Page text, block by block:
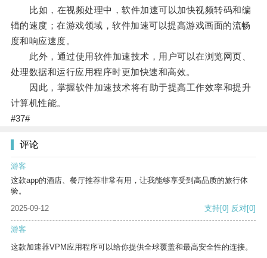
比如，在视频处理中，软件加速可以加快视频转码和编
辑的速度；在游戏领域，软件加速可以提高游戏画面的流畅
度和响应速度。
此外，通过使用软件加速技术，用户可以在浏览网页、
处理数据和运行应用程序时更加快速和高效。
因此，掌握软件加速技术将有助于提高工作效率和提升
计算机性能。
#37#
评论
游客
这款app的酒店、餐厅推荐非常有用，让我能够享受到高品质的旅行体
验。
2025-09-12
支持[0] 反对[0]
游客
这款加速器VPM应用程序可以给你提供全球覆盖和最高安全性的连接。